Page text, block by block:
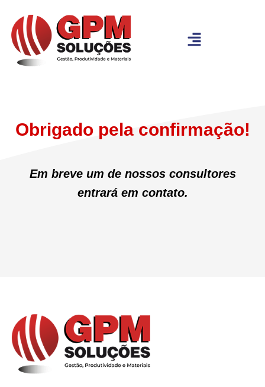
Obrigado pela confirmação!
Em breve um de nossos consultores
entrará em contato.